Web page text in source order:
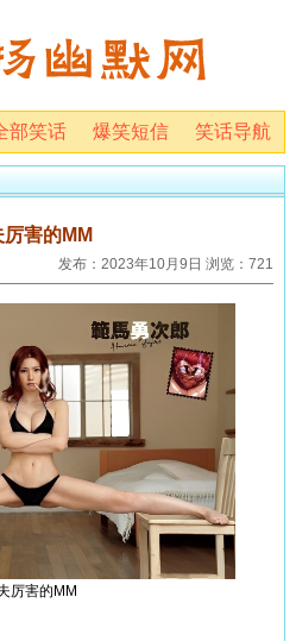
部笑话 爆笑短信 笑话导航
厉害的MM
发布：2023年10月9日 浏览：721
厉害的MM